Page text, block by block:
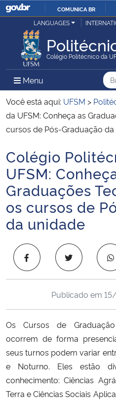
IR
O
COMUNICA BR
Ministério da Justiça e Segurança
Ministério da Defesa
Ministério das Relações Exteriores
Ministério da Economia
Ministério da Infraestrutura
Ministério da Agricultura, Pecuária e
Ministério da Educação
Ministério da Cidadania
Ministério da Saúde
Ministério de Minas e Energia
Ministério da Ciência, Tecnologia,
Ministério do Meio Ambiente
Ministério do Turismo
Ministério do Desenvolvimento Regional
LANGUAGES
Colégio Politécnico da
Menu Menu Principal do
Você está aqui: UFSM >
da UFSM: Conheça as
cursos de Pós-Graduação
Início do conteúdo
Colégio
UFSM:
Graduações
os cursos de
da unidade
Publicado em
Os Cursos de
ocorrem de forma
seus turnos podem variar
e Noturno. Eles estão
conhecimento: Ciências
Terra e Ciências Sociais